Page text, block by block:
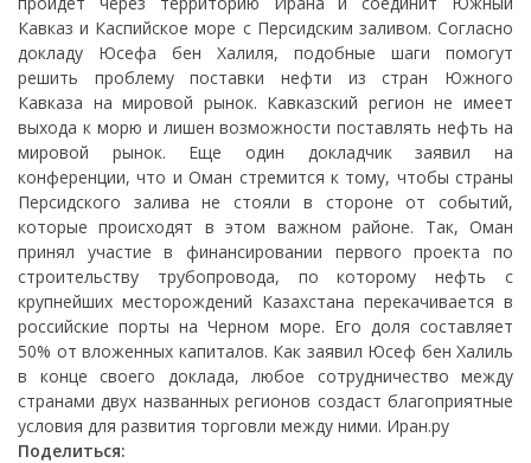
Кавказ и Каспийское море с Персидским заливом. Согласно
докладу Юсефа бен Халиля, подобные шаги помогут
решить проблему поставки нефти из стран Южного
Кавказа на мировой рынок. Кавказский регион не имеет
выхода к морю и лишен возможности поставлять нефть на
мировой рынок. Еще один докладчик заявил на
конференции, что и Оман стремится к тому, чтобы страны
Персидского залива не стояли в стороне от событий,
которые происходят в этом важном районе. Так, Оман
принял участие в финансировании первого проекта по
строительству трубопровода, по которому нефть с
крупнейших месторождений Казахстана перекачивается в
российские порты на Черном море. Его доля составляет
50% от вложенных капиталов. Как заявил Юсеф бен Халиль
в конце своего доклада, любое сотрудничество между
странами двух названных регионов создаст благоприятные
условия для развития торговли между ними. Иран.ру
Поделиться: